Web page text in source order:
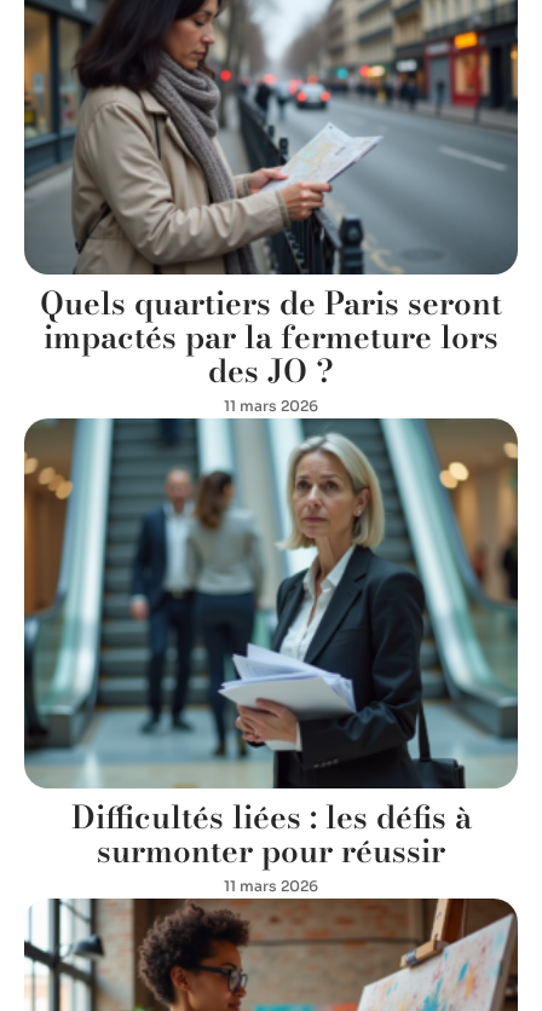
Quels quartiers de Paris seront
impactés par la fermeture lors
des JO ?
11 mars 2026
Difficultés liées : les défis à
surmonter pour réussir
11 mars 2026